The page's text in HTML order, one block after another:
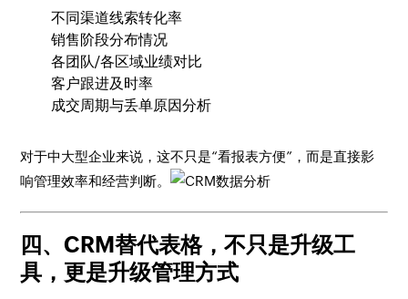
不同渠道线索转化率
销售阶段分布情况
各团队/各区域业绩对比
客户跟进及时率
成交周期与丢单原因分析
对于中大型企业来说，这不只是“看报表方便”，而是直接影
响管理效率和经营判断。
四、CRM替代表格，不只是升级工
具，更是升级管理方式